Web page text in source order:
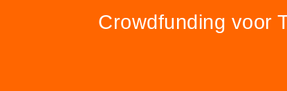
Crowdfunding voor